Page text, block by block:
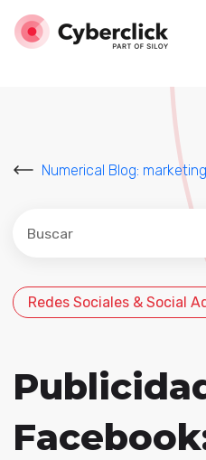
Numerical Blog:
Este es un campo de
No hay sugerencias
Redes Sociales & Social